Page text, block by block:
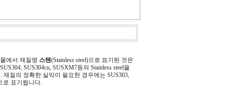
에서 재질명 스텐(Stainless steel)으로 표기된 것은
SUS304cu, SUSXM7등의 Stainless steel을
재질의 정확한 실익이 필요한 경우에는 SUS303,
로 표기됩니다.